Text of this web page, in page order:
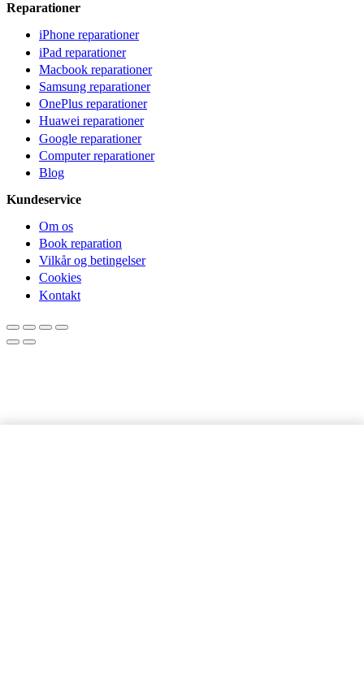
Reparationer
iPhone reparationer
iPad reparationer
Macbook reparationer
Samsung reparationer
OnePlus reparationer
Huawei reparationer
Google reparationer
Computer reparationer
Blog
Kundeservice
Om os
Book reparation
Vilkår og betingelser
Cookies
Kontakt